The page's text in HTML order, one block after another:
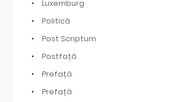
Luxemburg
Politică
Post Scriptum
Postfață
Prefață
Prefață